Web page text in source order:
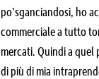
po’sganciandosi, ho
commerciale a tutto
mercati. Quindi a quel
di più di mia